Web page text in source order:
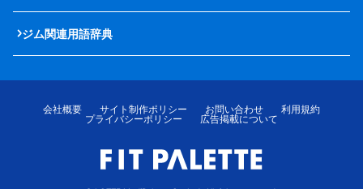
ジム関連用語辞典
会社概要 サイト制作ポリシー お問い合わせ
利用規約
プライバシーポリシー
広告掲載について